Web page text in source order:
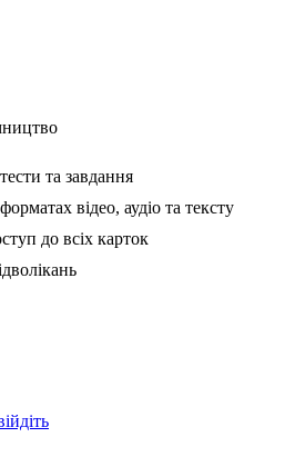
та завдання
відео, аудіо та тексту
до всіх карток